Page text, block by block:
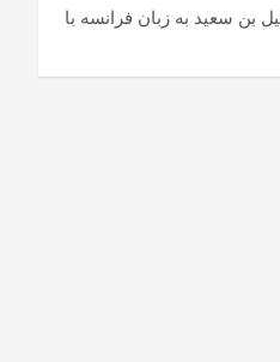
بن سعيد به زبان فرانسه با